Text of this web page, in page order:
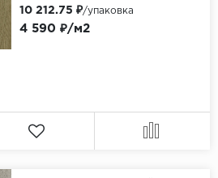
4 590 ₽/м2
10 212.75 ₽/упаковка